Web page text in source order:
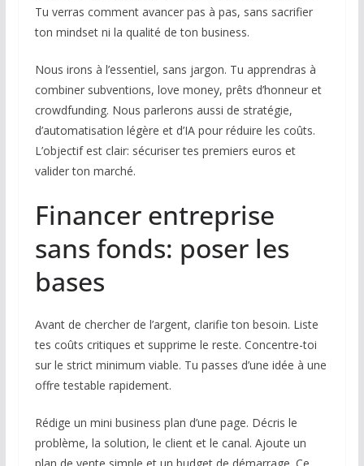
Tu verras comment avancer pas à pas, sans sacrifier
ton mindset ni la qualité de ton business.
Nous irons à l’essentiel, sans jargon. Tu apprendras à
combiner subventions, love money, prêts d’honneur et
crowdfunding. Nous parlerons aussi de stratégie,
d’automatisation légère et d’IA pour réduire les coûts.
L’objectif est clair: sécuriser tes premiers euros et
valider ton marché.
Financer entreprise
sans fonds: poser les
bases
Avant de chercher de l’argent, clarifie ton besoin. Liste
tes coûts critiques et supprime le reste. Concentre-toi
sur le strict minimum viable. Tu passes d’une idée à une
offre testable rapidement.
Rédige un mini business plan d’une page. Décris le
problème, la solution, le client et le canal. Ajoute un
plan de vente simple et un budget de démarrage. Ce